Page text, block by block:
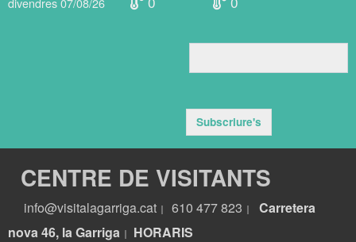
Subscriure's
CENTRE DE VISITANTS
info@visitalagarriga.cat 610 477 823
Carretera
nova 46, la Garriga
HORARIS